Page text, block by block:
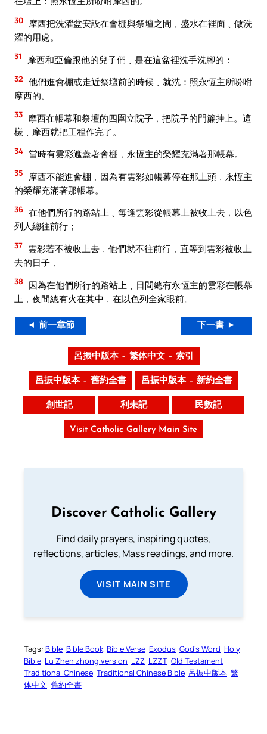
30 摩西把洗濯盆安設在會棚與祭壇之間﹐盛水在裡面﹑做洗
濯的用處。
31 摩西和亞倫跟他的兒子們﹑是在這盆裡洗手洗腳的：
32 他們進會棚或走近祭壇前的時候﹑就洗：照永恆主所吩咐
摩西的。
33 摩西在帳幕和祭壇的四圍立院子﹐把院子的門簾挂上。這
樣﹑摩西就把工程作完了。
34 當時有雲彩遮蓋著會棚﹐永恆主的榮耀充滿著那帳幕。
35
摩西不能進會棚﹐因為有雲彩如帳幕停在那上頭﹐永恆主
的榮耀充滿著那帳幕。
36 在他們所行的路站上﹑每逢雲彩從帳幕上被收上去﹐以色
列人總往前行；
37 雲彩若不被收上去﹐他們就不往前行﹐直等到雲彩被收上
去的日子﹐
38
因為在他們所行的路站上﹑日間總有永恆主的雲彩在帳幕
上﹐夜間總有火在其中﹐在以色列全家眼前。
◄ 前一章節 下一書 ►
呂振中版本 – 繁体中文 – 索引
呂振中版本 – 舊約全書 呂振中版本 – 新約全書
創世記 利未記 民數記
Visit Catholic Gallery Main Site
Discover Catholic Gallery
Find daily prayers, inspiring quotes,
reflections, articles, Mass readings, and more.
VISIT MAIN SITE
Tags: Bible Bible Book Bible Verse Exodus God’s Word Holy
Bible Lu Zhen zhong version LZZ LZZT Old Testament
Traditional Chinese Traditional Chinese Bible 呂振中版本 繁
体中文 舊約全書